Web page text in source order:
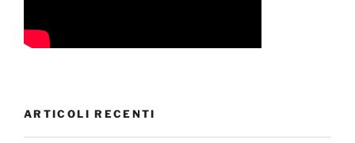
ARTICOLI RECENTI